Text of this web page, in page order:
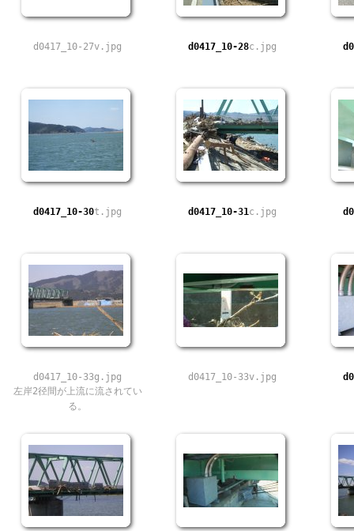
d0417_10-27v.jpg d0417_10-28c.jpg
d0417_10-30t.jpg d0417_10-31c.jpg
d0417_10-33g.jpg
左岸2径間が上流に流されてい
る。
d0417_10-33v.jpg